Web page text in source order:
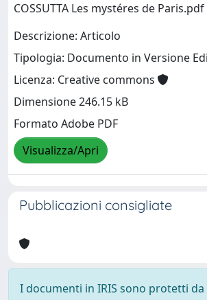
COSSUTTA Les mystéres de Paris.pdf
Descrizione: Articolo
Tipologia: Documento in Versione
Licenza: Creative commons
Dimensione 246.15 kB
Formato Adobe PDF
Visualizza/Apri
Pubblicazioni consigliate
I documenti in IRIS sono protetti